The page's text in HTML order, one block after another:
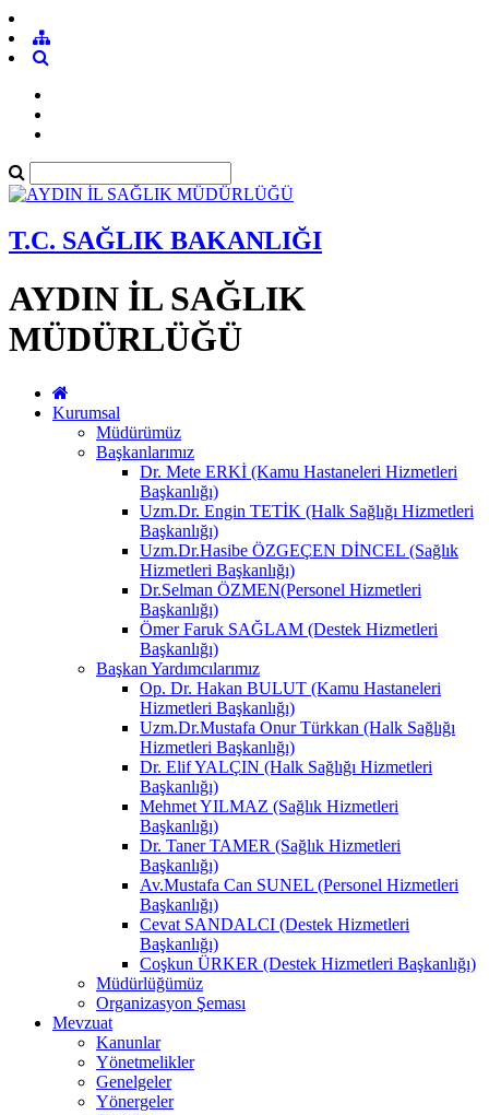
T.C. SAĞLIK BAKANLIĞI
AYDIN İL SAĞLIK
MÜDÜRLÜĞÜ
Kurumsal
Müdürümüz
Başkanlarımız
Dr. Mete ERKİ (Kamu Hastaneleri Hizmetleri
Başkanlığı)
Uzm.Dr. Engin TETİK (Halk Sağlığı Hizmetleri
Başkanlığı)
Uzm.Dr.Hasibe ÖZGEÇEN DİNCEL (Sağlık
Hizmetleri Başkanlığı)
Dr.Selman ÖZMEN(Personel Hizmetleri
Başkanlığı)
Ömer Faruk SAĞLAM (Destek Hizmetleri
Başkanlığı)
Başkan Yardımcılarımız
Op. Dr. Hakan BULUT (Kamu Hastaneleri
Hizmetleri Başkanlığı)
Uzm.Dr.Mustafa Onur Türkkan (Halk Sağlığı
Hizmetleri Başkanlığı)
Dr. Elif YALÇIN (Halk Sağlığı Hizmetleri
Başkanlığı)
Mehmet YILMAZ (Sağlık Hizmetleri
Başkanlığı)
Dr. Taner TAMER (Sağlık Hizmetleri
Başkanlığı)
Av.Mustafa Can SUNEL (Personel Hizmetleri
Başkanlığı)
Cevat SANDALCI (Destek Hizmetleri
Başkanlığı)
Coşkun ÜRKER (Destek Hizmetleri Başkanlığı)
Müdürlüğümüz
Organizasyon Şeması
Mevzuat
Kanunlar
Yönetmelikler
Genelgeler
Yönergeler